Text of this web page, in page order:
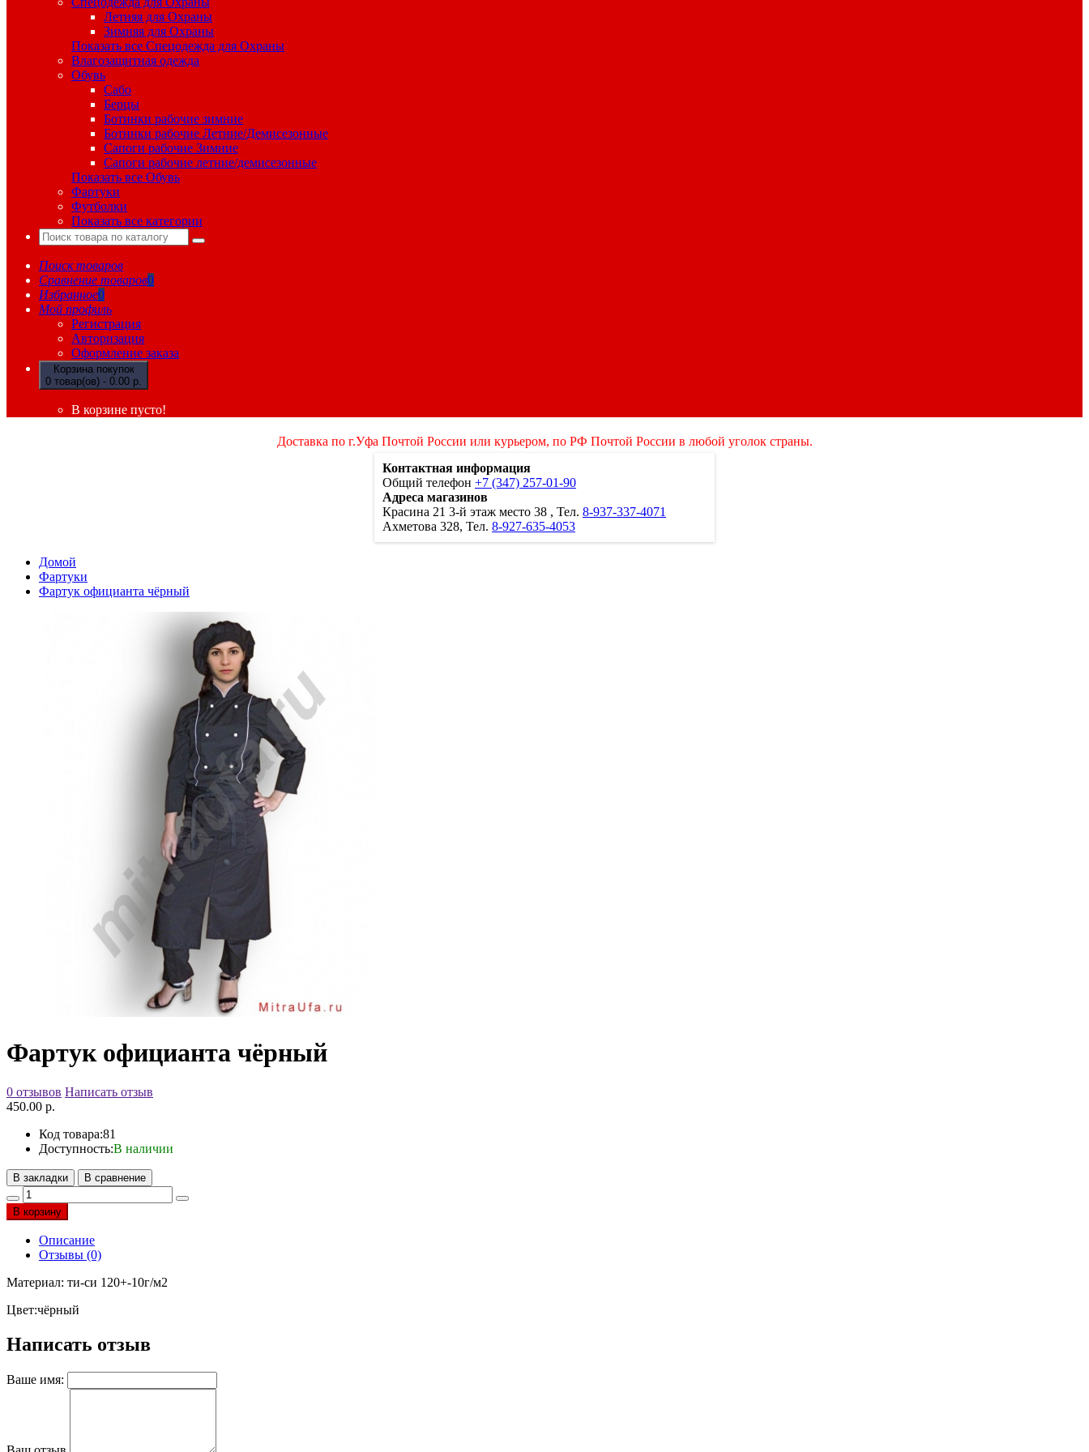
Летняя для Охраны
Зимняя для Охраны
Показать все Спецодежда для Охраны
Влагозащитная одежда
Обувь
Сабо
Берцы
Ботинки рабочие зимние
Ботинки рабочие Летние/Демисезонные
Сапоги рабочие Зимние
Сапоги рабочие летние/демисезонные
Показать все Обувь
Фартуки
Футболки
Показать все категории
Поиск товаров
Сравнение товаров0
Избранное0
Мой профиль
Регистрация
Авторизация
Оформление заказа
Корзина покупок
0 товар(ов) - 0.00 р.
В корзине пусто!
Доставка по г.Уфа Почтой России или курьером, по РФ Почтой России в любой уголок страны.
Контактная информация
Общий телефон +7 (347) 257-01-90
Адреса магазинов
Красина 21 3-й этаж место 38 , Тел. 8-937-337-4071
Ахметова 328, Тел. 8-927-635-4053
Домой
Фартуки
Фартук официанта чёрный
Фартук официанта чёрный
0 отзывов Написать отзыв
450.00 р.
Код товара:81
Доступность:В наличии
В закладки В сравнение
В корзину
Описание
Отзывы (0)
Материал: ти-си 120+-10г/м2
Цвет:чёрный
Написать отзыв
Ваше имя: